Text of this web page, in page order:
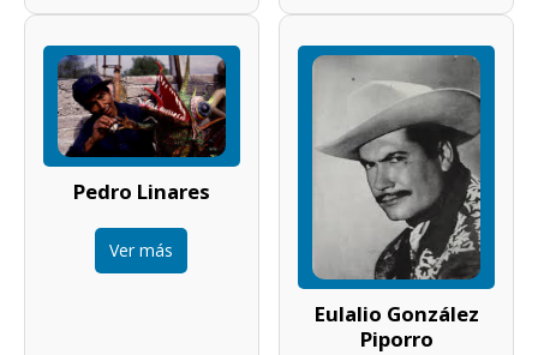
Pedro Linares
Ver más
Eulalio González
Piporro